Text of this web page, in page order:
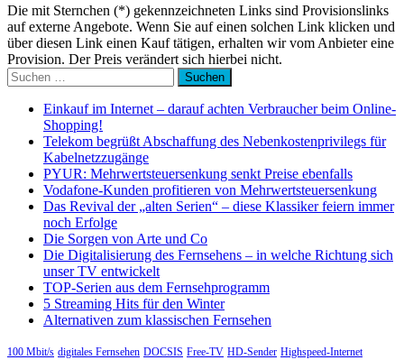
Die mit Sternchen (*) gekennzeichneten Links sind Provisionslinks
auf externe Angebote. Wenn Sie auf einen solchen Link klicken und
über diesen Link einen Kauf tätigen, erhalten wir vom Anbieter eine
Provision. Der Preis verändert sich hierbei nicht.
Suchen
nach:
Einkauf im Internet – darauf achten Verbraucher beim Online-
Shopping!
Telekom begrüßt Abschaffung des Nebenkostenprivilegs für
Kabelnetzzugänge
PYUR: Mehrwertsteuersenkung senkt Preise ebenfalls
Vodafone-Kunden profitieren von Mehrwertsteuersenkung
Das Revival der „alten Serien“ – diese Klassiker feiern immer
noch Erfolge
Die Sorgen von Arte und Co
Die Digitalisierung des Fernsehens – in welche Richtung sich
unser TV entwickelt
TOP-Serien aus dem Fernsehprogramm
5 Streaming Hits für den Winter
Alternativen zum klassischen Fernsehen
100 Mbit/s digitales Fernsehen DOCSIS Free-TV HD-Sender Highspeed-Internet